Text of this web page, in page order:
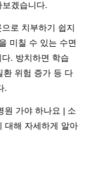
겠습니다.
로 치부하기 쉽지
미칠 수 있는 수면
. 방치하면 학습
환 위험 증가 등 다
.
원 가야 하나요 | 소
대해 자세하게 알아